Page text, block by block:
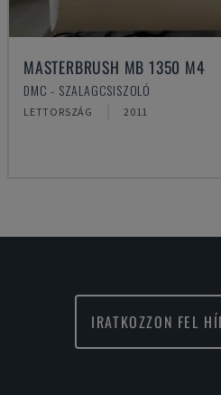
MASTERBRUSH MB 1350 M4
DMC - SZALAGCSISZOLÓ
LETTORSZÁG 2011
IRATKOZZON FEL